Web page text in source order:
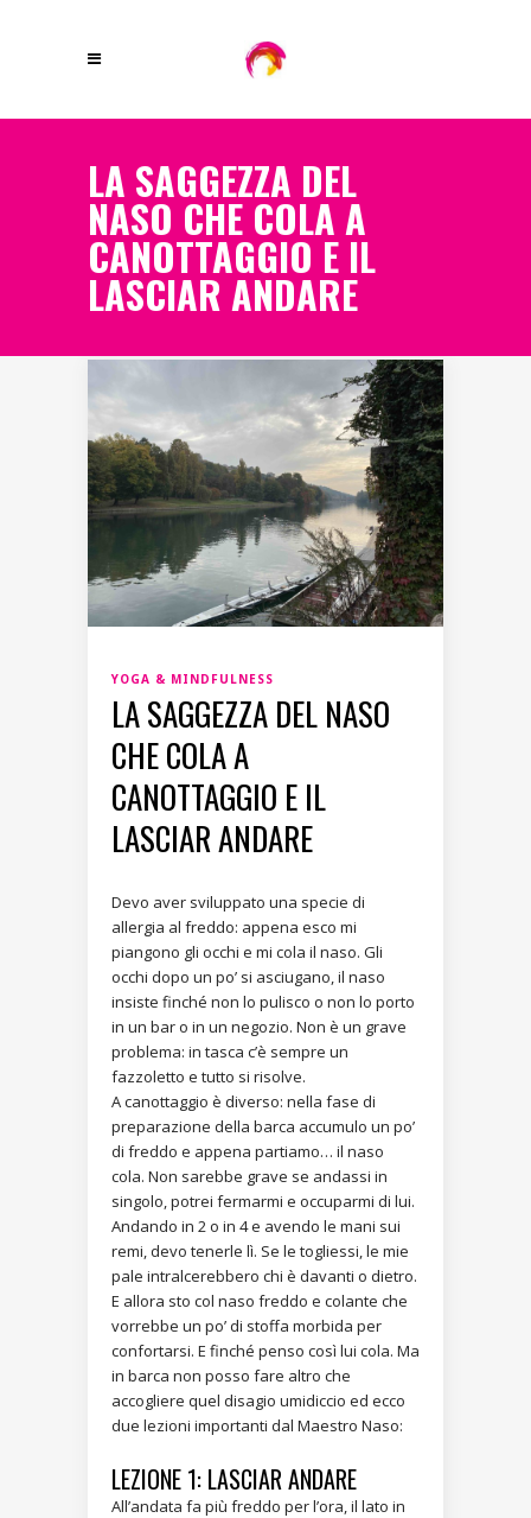
LA SAGGEZZA DEL
NASO CHE COLA A
CANOTTAGGIO E IL
LASCIAR ANDARE
YOGA & MINDFULNESS
LA SAGGEZZA DEL NASO
CHE COLA A
CANOTTAGGIO E IL
LASCIAR ANDARE
Devo aver sviluppato una specie di
allergia al freddo: appena esco mi
piangono gli occhi e mi cola il naso. Gli
occhi dopo un po’ si asciugano, il naso
insiste finché non lo pulisco o non lo porto
in un bar o in un negozio. Non è un grave
problema: in tasca c’è sempre un
fazzoletto e tutto si risolve.
A canottaggio è diverso: nella fase di
preparazione della barca accumulo un po’
di freddo e appena partiamo… il naso
cola. Non sarebbe grave se andassi in
singolo, potrei fermarmi e occuparmi di lui.
Andando in 2 o in 4 e avendo le mani sui
remi, devo tenerle lì. Se le togliessi, le mie
pale intralcerebbero chi è davanti o dietro.
E allora sto col naso freddo e colante che
vorrebbe un po’ di stoffa morbida per
confortarsi. E finché penso così lui cola. Ma
in barca non posso fare altro che
accogliere quel disagio umidiccio ed ecco
due lezioni importanti dal Maestro Naso:
LEZIONE 1: LASCIAR ANDARE
All’andata fa più freddo per l’ora, il lato in